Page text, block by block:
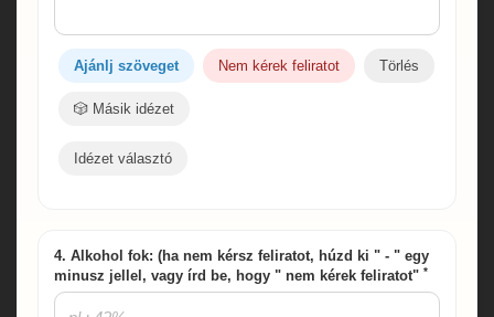
Ajánlj szöveget Nem kérek feliratot Törlés
🎲 Másik idézet
Idézet választó
4. Alkohol fok: (ha nem kérsz feliratot, húzd ki " - " egy
minusz jellel, vagy írd be, hogy " nem kérek feliratot" *